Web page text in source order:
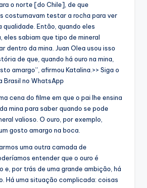
o norte [do Chile], de que
costumavam testar a rocha para ver
qualidade. Então, quando eles
eles sabiam que tipo de mineral
dentro da mina. Juan Olea usou isso
de que, quando há ouro na mina,
amargo”, afirmou Katalina.>> Siga o
Brasil no WhatsApp
cena do filme em que o pai lhe ensina
mina para saber quando se pode
valioso. O ouro, por exemplo,
gosto amargo na boca.
uma outra camada de
entender que o ouro é
e, por trás de uma grande ambição, há
Há uma situação complicada: coisas